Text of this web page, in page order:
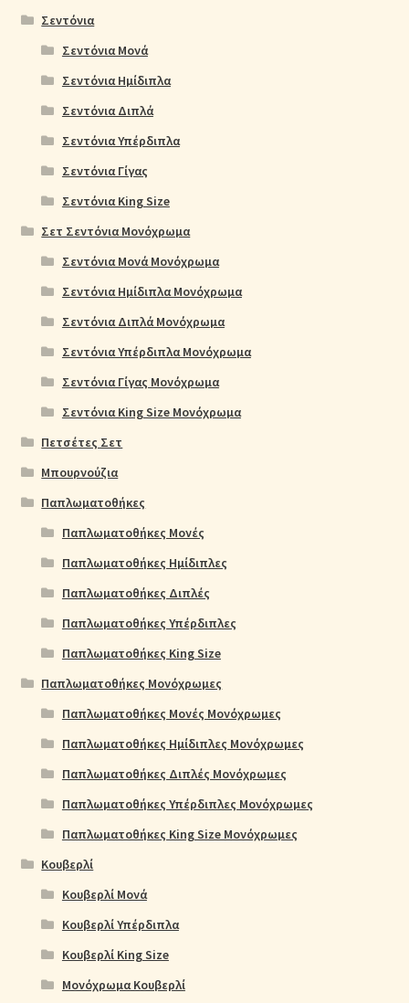
Σεντόνια
Σεντόνια Μονά
Σεντόνια Ημίδιπλα
Σεντόνια Διπλά
Σεντόνια Υπέρδιπλα
Σεντόνια Γίγας
Σεντόνια King Size
Σετ Σεντόνια Μονόχρωμα
Σεντόνια Μονά Μονόχρωμα
Σεντόνια Ημίδιπλα Μονόχρωμα
Σεντόνια Διπλά Μονόχρωμα
Σεντόνια Υπέρδιπλα Μονόχρωμα
Σεντόνια Γίγας Μονόχρωμα
Σεντόνια King Size Μονόχρωμα
Πετσέτες Σετ
Μπουρνούζια
Παπλωματοθήκες
Παπλωματοθήκες Μονές
Παπλωματοθήκες Ημίδιπλες
Παπλωματοθήκες Διπλές
Παπλωματοθήκες Υπέρδιπλες
Παπλωματοθήκες King Size
Παπλωματοθήκες Μονόχρωμες
Παπλωματοθήκες Μονές Μονόχρωμες
Παπλωματοθήκες Ημίδιπλες Μονόχρωμες
Παπλωματοθήκες Διπλές Μονόχρωμες
Παπλωματοθήκες Υπέρδιπλες Μονόχρωμες
Παπλωματοθήκες King Size Μονόχρωμες
Κουβερλί
Κουβερλί Μονά
Κουβερλί Υπέρδιπλα
Κουβερλί King Size
Μονόχρωμα Κουβερλί